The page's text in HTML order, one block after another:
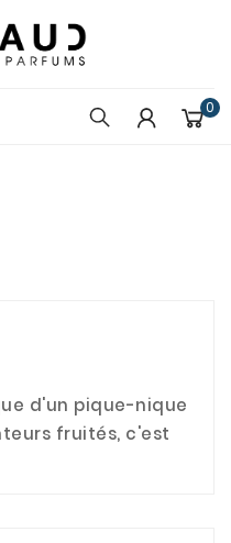
0
d'un pique-nique
fruités, c'est